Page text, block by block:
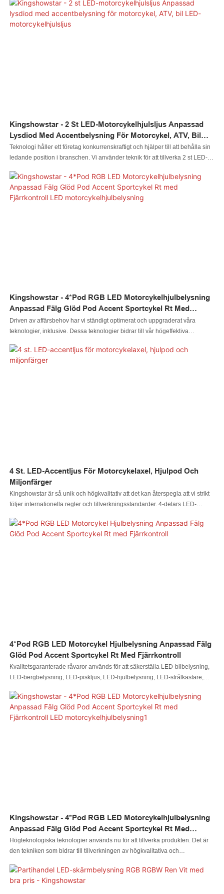
Kingshowstar - 2 St LED-Motorcykelhjulsljus Anpassad
Lysdiod Med Accentbelysning För Motorcykel, ATV, Bil
LED-Motorcykelhjulsljus
Teknologi håller ett företag konkurrenskraftigt och hjälper till att behålla sin
ledande position i branschen. Vi använder teknik för att tillverka 2 st LED-
och säkerställer att de har stabil prestanda. De visar sin största effekt när de
används inom områdena LED-motorcykelhjulsljus.
Kingshowstar - 4*Pod RGB LED Motorcykelhjulbelysning
Anpassad Fälg Glöd Pod Accent Sportcykel Rt Med
Fjärrkontroll LED Motorcykelhjulbelysning
Driven av affärsbehov har vi ständigt optimerat och uppgraderat våra
teknologier, inklusive. Dessa teknologier bidrar till vår högeffektiva
motorcykelbelysningssystem visar sig 4*Pod RGB LED
motorcykelhjulbelysning Custom Rim Glow Pod Accent Sport Bike Rt med
4 St. LED-Accentljus För Motorcykelaxel, Hjulpod Och
Miljonfärger
Kingshowstar är så unik och högkvalitativ att det kan återspegla att vi strikt
följer internationella regler och tillverkningsstandarder. 4-delars LED-
funktioner som vanliga liknande produkter inte har. Med dessa
överlägsenheter kommer den säkert att sticka ut på marknaden.
4*Pod RGB LED Motorcykel Hjulbelysning Anpassad Fälg
Glöd Pod Accent Sportcykel Rt Med Fjärrkontroll
Kvalitetsgaranterade råvaror används för att säkerställa LED-bilbelysning,
LED-bergbelysning, LED-piskljus, LED-hjulbelysning, LED-strålkastare,
styrenhet, produktkvalitet och dess överlägsna prestanda. Dessutom har
den ett utseende som är utformat för att leda trenden inom
motorcykelbelysningssystem.
Kingshowstar - 4*Pod RGB LED Motorcykelhjulbelysning
Anpassad Fälg Glöd Pod Accent Sportcykel Rt Med
Fjärrkontroll LED Motorcykelhjulbelysning1
Högteknologiska teknologier används nu för att tillverka produkten. Det är
den tekniken som bidrar till tillverkningen av högkvalitativa och
motorcykelbelysningssystem är 4*Pod RGB LED motorcykelhjulbelysning
Custom Rim Glow Pod Accent Sport Bike Rt med fjärrkontroll vanligt